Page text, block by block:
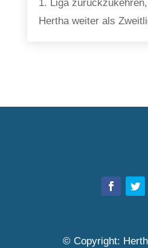
1. Liga
Hertha weiter als
© Copyright: